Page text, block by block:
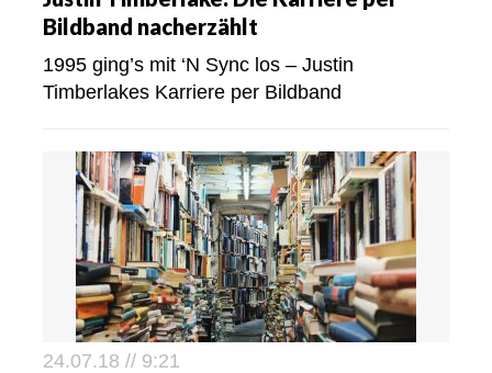
Bildband nacherzählt
1995 ging’s mit ‘N Sync los – Justin
Timberlakes Karriere per Bildband
24.07.18 // 9:21